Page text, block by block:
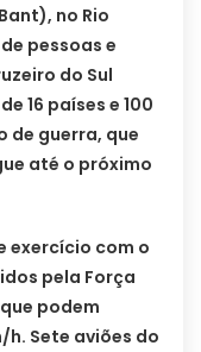
no Rio
pessoas e
do Sul
16 países e 100
de guerra, que
até o próximo
exercício com o
pela Força
podem
Sete aviões do